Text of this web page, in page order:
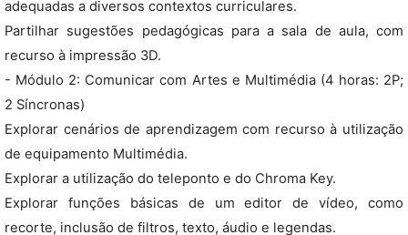
adequadas a diversos contextos curriculares.
Partilhar sugestões pedagógicas para a sala de aula, com
recurso à impressão 3D.
- Módulo 2: Comunicar com Artes e Multimédia (4 horas: 2P;
2 Síncronas)
Explorar cenários de aprendizagem com recurso à utilização
de equipamento Multimédia.
Explorar a utilização do teleponto e do Chroma Key.
Explorar funções básicas de um editor de vídeo, como
recorte, inclusão de filtros, texto, áudio e legendas.